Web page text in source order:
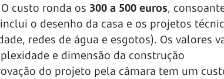
custo ronda os 300 a 500 euros,
o desenho da casa e os projetos
redes de água e esgotos). Os valores
e dimensão da construção
do projeto pela câmara tem um